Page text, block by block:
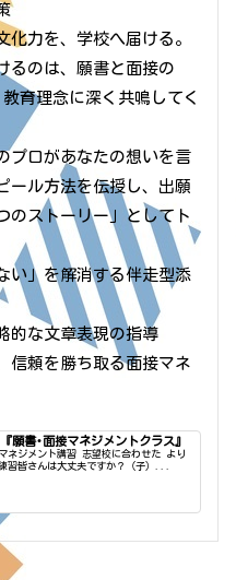
化力を、学校へ届ける。
るのは、願書と面接の
育理念に深く共鳴してく
プロがあなたの想いを言
ール方法を伝授し、出願
のストーリー」としてト
い」を解消する伴走型添
的な文章表現の指導
信頼を勝ち取る面接マネ
願書･面接マネジメントクラス』
ネジメント講習 志望校に合わせた より
習皆さんは大丈夫ですか？（子）...